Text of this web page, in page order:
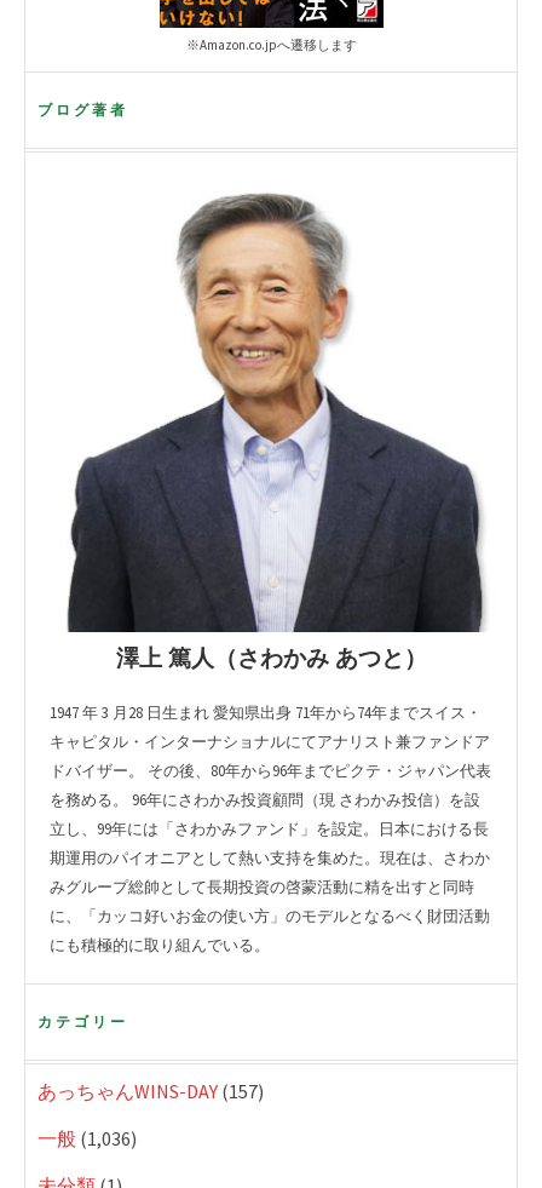
※Amazon.co.jpへ遷移します
ブログ著者
澤上 篤人（さわかみ あつと）
1947 年 3 月28 日生まれ 愛知県出身 71年から74年までスイス・
キャピタル・インターナショナルにてアナリスト兼ファンドア
ドバイザー。 その後、80年から96年までピクテ・ジャパン代表
を務める。 96年にさわかみ投資顧問（現 さわかみ投信）を設
立し、99年には「さわかみファンド」を設定。日本における長
期運用のパイオニアとして熱い支持を集めた。現在は、さわか
みグループ総帥として長期投資の啓蒙活動に精を出すと同時
に、「カッコ好いお金の使い方」のモデルとなるべく財団活動
にも積極的に取り組んでいる。
カテゴリー
あっちゃんWINS-DAY (157)
一般 (1,036)